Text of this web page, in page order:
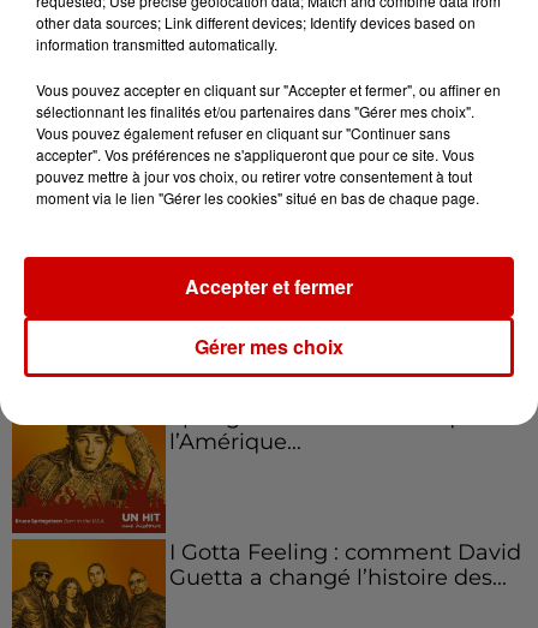
Voir plus
emblématique de
l'entrepreneuriat féminin
Canada et accueillir les bleus à
Boston,...
l’Amérique...
I Gotta Feeling : comment David
Guetta a changé l’histoire des...
other data sources; Link different devices; Identify devices based on
information transmitted automatically.
Vous pouvez accepter en cliquant sur "Accepter et fermer", ou affiner en
sélectionnant les finalités et/ou partenaires dans "Gérer mes choix".
Vous pouvez également refuser en cliquant sur "Continuer sans
accepter". Vos préférences ne s'appliqueront que pour ce site. Vous
pouvez mettre à jour vos choix, ou retirer votre consentement à tout
moment via le lien "Gérer les cookies" situé en bas de chaque page.
Gérer mes choix
Accepter et fermer